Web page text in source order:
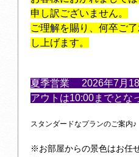
申し訳ございません。
ご理解を賜り、何卒ご
し上げます。
夏季営業 2026年7月18
アウトは10:00までとな
スタンダードなプランのご案内♪
※お部屋からの景色はお任